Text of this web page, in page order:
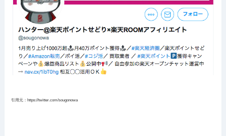
引用元：https://twitter.com/sougonowa